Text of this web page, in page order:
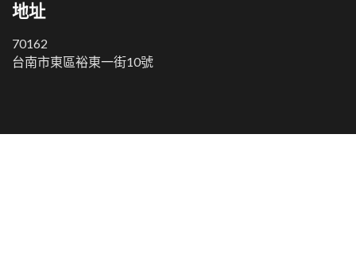
地址
70162
台南市東區裕東一街10號